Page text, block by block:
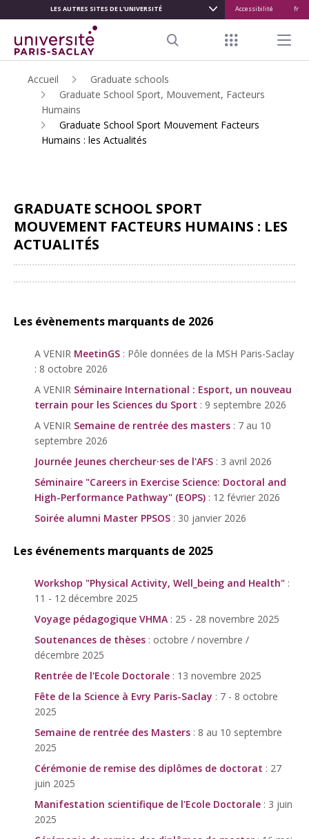
CONTENU
PRINCIPAL
LES AUTRES SITES DE L'UNIVERSITÉ Accessibilité fr
Menu Menu
Accueil
Graduate schools
Graduate School Sport, Mouvement, Facteurs
Humains
Graduate School Sport Mouvement Facteurs
Humains : les Actualités
GRADUATE SCHOOL SPORT
MOUVEMENT FACTEURS HUMAINS : LES
ACTUALITÉS
Les évènements marquants de 2026
A VENIR MeetinGS : Pôle données de la MSH Paris-Saclay
: 8 octobre 2026
A VENIR Séminaire International : Esport, un nouveau
terrain pour les Sciences du Sport : 9 septembre 2026
A VENIR Semaine de rentrée des masters : 7 au 10
septembre 2026
Journée Jeunes chercheur·ses de l'AFS : 3 avril 2026
Séminaire "Careers in Exercise Science: Doctoral and
High-Performance Pathway" (EOPS) : 12 février 2026
Soirée alumni Master PPSOS : 30 janvier 2026
Les événements marquants de 2025
Workshop "Physical Activity, Well_being and Health" :
11 - 12 décembre 2025
Voyage pédagogique VHMA : 25 - 28 novembre 2025
Soutenances de thèses : octobre / novembre /
décembre 2025
Rentrée de l'Ecole Doctorale : 13 novembre 2025
Fête de la Science à Evry Paris-Saclay : 7 - 8 octobre
2025
Semaine de rentrée des Masters : 8 au 10 septembre
2025
Cérémonie de remise des diplômes de doctorat : 27
juin 2025
Manifestation scientifique de l'Ecole Doctorale : 3 juin
2025